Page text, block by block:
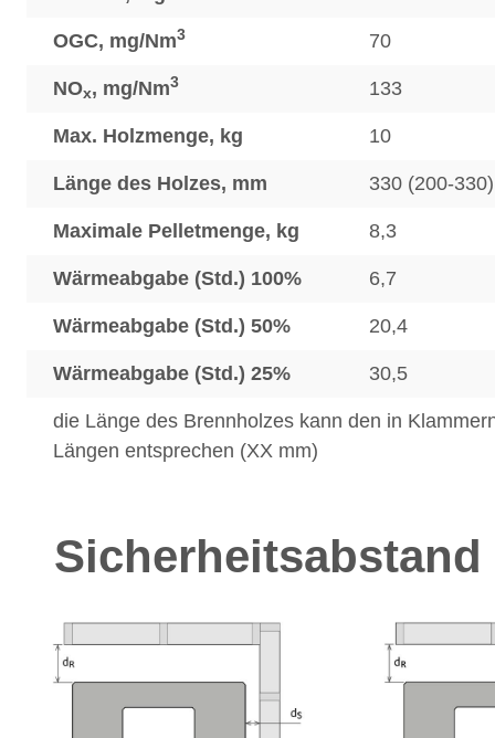
OGC, mg/Nm3 70
NOx, mg/Nm3 133
Max. Holzmenge, kg 10
Länge des Holzes, mm 330 (200-330)
Maximale Pelletmenge, kg 8,3
Wärmeabgabe (Std.) 100% 6,7
Wärmeabgabe (Std.) 50% 20,4
Wärmeabgabe (Std.) 25% 30,5
die Länge des Brennholzes kann den in
Längen entsprechen (XX mm)
Sicherheitsabstand